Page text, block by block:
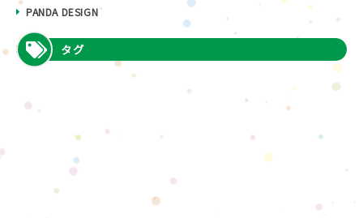
PANDA DESIGN
タグ